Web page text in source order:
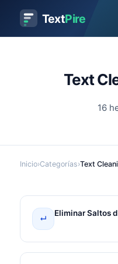
TextPire
Text
16
Inicio›Categorías›Text
↵
Eliminar Saltos